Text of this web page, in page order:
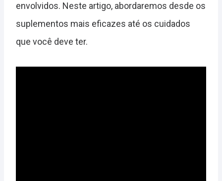
envolvidos. Neste artigo, abordaremos desde os
suplementos mais eficazes até os cuidados
que você deve ter.